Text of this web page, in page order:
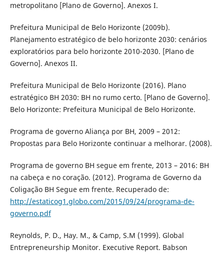
metropolitano [Plano de Governo]. Anexos I.
Prefeitura Municipal de Belo Horizonte (2009b).
Planejamento estratégico de belo horizonte 2030: cenários
exploratórios para belo horizonte 2010-2030. [Plano de
Governo]. Anexos II.
Prefeitura Municipal de Belo Horizonte (2016). Plano
estratégico BH 2030: BH no rumo certo. [Plano de Governo].
Belo Horizonte: Prefeitura Municipal de Belo Horizonte.
Programa de governo Aliança por BH, 2009 – 2012:
Propostas para Belo Horizonte continuar a melhorar. (2008).
Programa de governo BH segue em frente, 2013 – 2016: BH
na cabeça e no coração. (2012). Programa de Governo da
Coligação BH Segue em frente. Recuperado de:
http://estaticog1.globo.com/2015/09/24/programa-de-
governo.pdf
Reynolds, P. D., Hay. M., & Camp, S.M (1999). Global
Entrepreneurship Monitor. Executive Report. Babson